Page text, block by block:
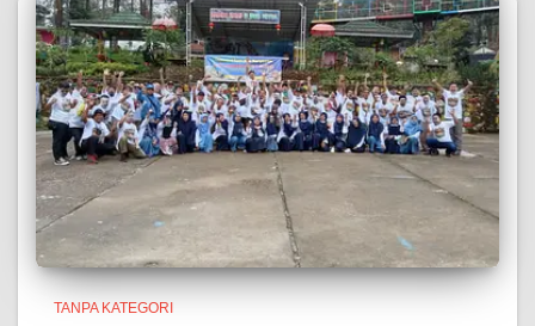
TANPA KATEGORI